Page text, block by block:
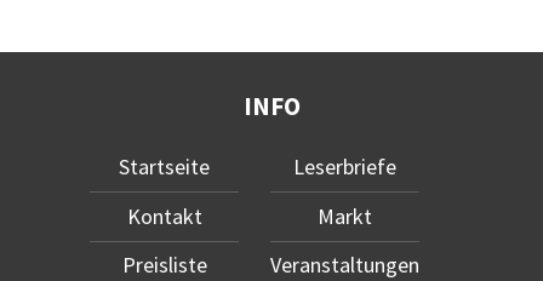
INFO
Startseite
Kontakt
Preisliste
Leserbriefe
Markt
Veranstaltungen